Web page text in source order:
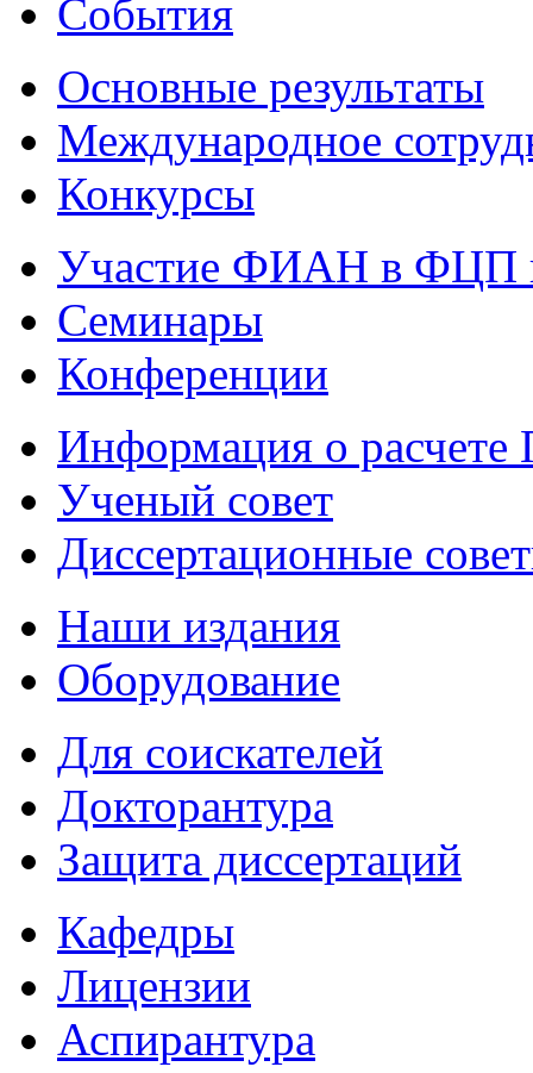
События
Основные результаты
Международное
Конкурсы
Участие ФИАН в ФЦП
Семинары
Конференции
Информация о
Ученый совет
Диссертационные
Наши издания
Оборудование
Для соискателей
Докторантура
Защита диссертаций
Кафедры
Лицензии
Аспирантура